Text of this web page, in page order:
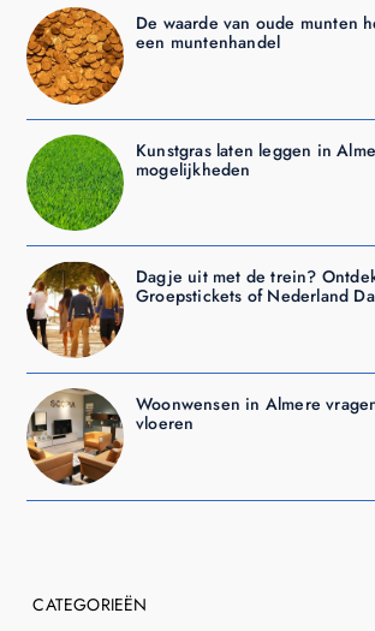
De waarde van oude munten
een muntenhandel
Kunstgras laten leggen in
mogelijkheden
Dagje uit met de trein?
Groepstickets of Nederland
Woonwensen in Almere
vloeren
CATEGORIEËN